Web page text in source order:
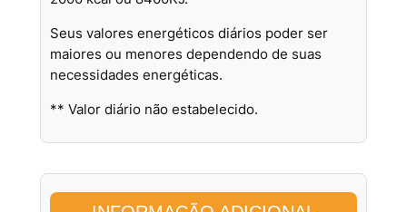
Seus valores energéticos diários poder ser
maiores ou menores dependendo de suas
necessidades energéticas.
** Valor diário não estabelecido.